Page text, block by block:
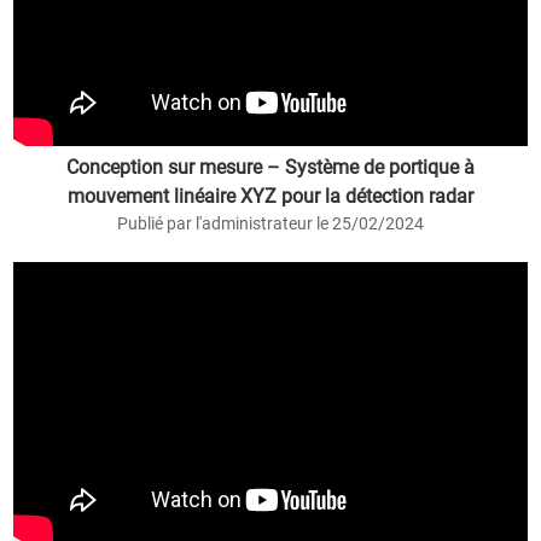
Conception sur mesure – Système de portique à
mouvement linéaire XYZ pour la détection radar
Publié par l'administrateur le 25/02/2024